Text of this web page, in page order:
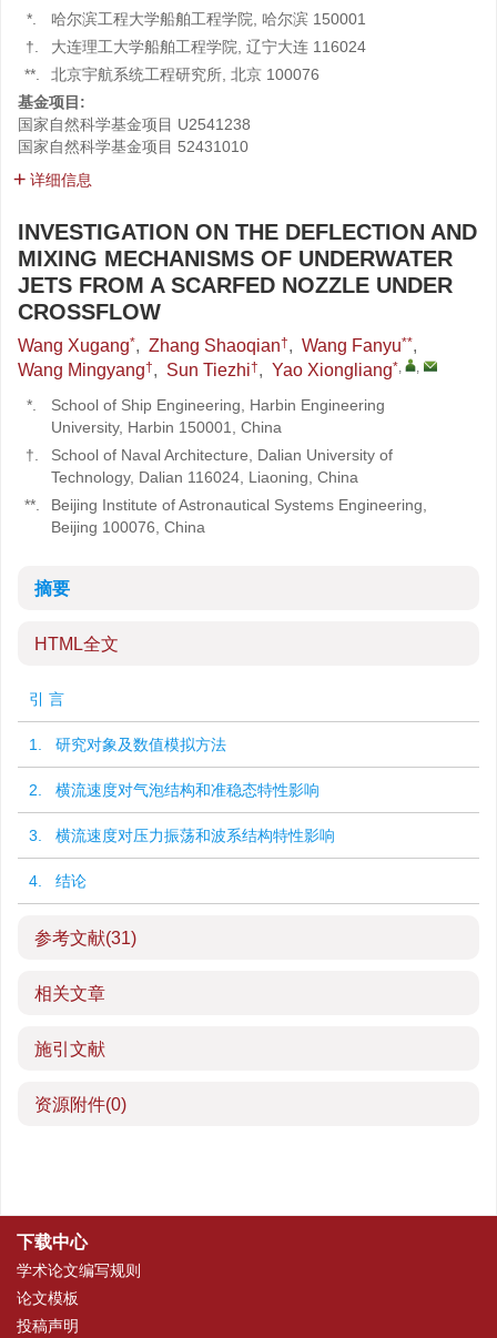
*.
哈尔滨工程大学船舶工程学院, 哈尔滨 150001
†.
大连理工大学船舶工程学院, 辽宁大连 116024
**.
北京宇航系统工程研究所, 北京 100076
基金项目:
国家自然科学基金项目 U2541238
国家自然科学基金项目 52431010
详细信息
INVESTIGATION ON THE DEFLECTION AND
MIXING MECHANISMS OF UNDERWATER
JETS FROM A SCARFED NOZZLE UNDER
CROSSFLOW
Wang Xugang*, Zhang Shaoqian†, Wang Fanyu**,
Wang Mingyang†, Sun Tiezhi†, Yao Xiongliang*, ,
*.
School of Ship Engineering, Harbin Engineering
University, Harbin 150001, China
†.
School of Naval Architecture, Dalian University of
Technology, Dalian 116024, Liaoning, China
**.
Beijing Institute of Astronautical Systems Engineering,
Beijing 100076, China
摘要
HTML全文
引 言
1. 研究对象及数值模拟方法
2. 横流速度对气泡结构和准稳态特性影响
3. 横流速度对压力振荡和波系结构特性影响
4. 结论
参考文献(31)
相关文章
施引文献
资源附件(0)
下载中心
学术论文编写规则
论文模板
投稿声明